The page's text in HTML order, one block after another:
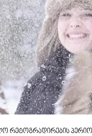
რეტოგრადირების